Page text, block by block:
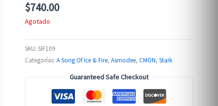
$740.00
Agotado
SKU:SIF109
Categorías:A Song Of Ice & Fire,Asmodee,CMON,Stark
Guaranteed Safe Checkout